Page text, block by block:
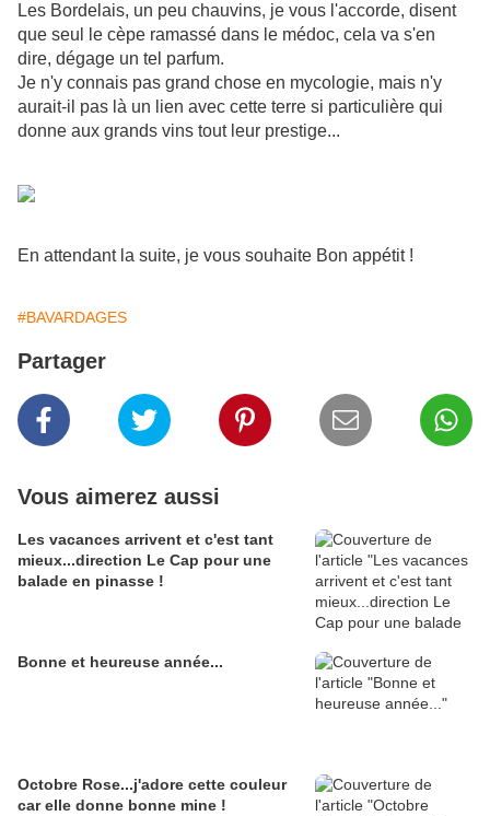
Les Bordelais, un peu chauvins, je vous l'accorde, disent
que seul le cèpe ramassé dans le médoc, cela va s'en
dire, dégage un tel parfum.
Je n'y connais pas grand chose en mycologie, mais n'y
aurait-il pas là un lien avec cette terre si particulière qui
donne aux grands vins tout leur prestige...
En attendant la suite, je vous souhaite Bon appétit !
#BAVARDAGES
Partager
Vous aimerez aussi
Les vacances arrivent et c'est tant
mieux...direction Le Cap pour une
balade en pinasse !
Bonne et heureuse année...
Octobre Rose...j'adore cette couleur
car elle donne bonne mine !